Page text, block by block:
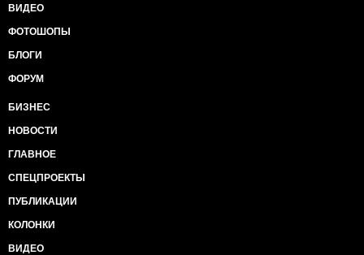
ВИДЕО
ФОТОШОПЫ
БЛОГИ
ФОРУМ
БИЗНЕС
НОВОСТИ
ГЛАВНОЕ
СПЕЦПРОЕКТЫ
ПУБЛИКАЦИИ
КОЛОНКИ
ВИДЕО